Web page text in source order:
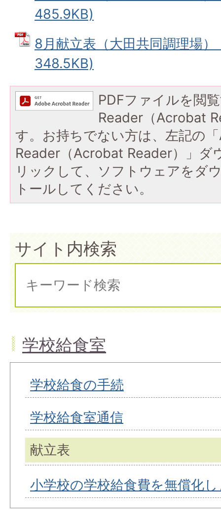
485.9KB)
8月献立表（大田共同調理場
348.5KB)
PDFファイルを閲
Reader（Acrobat
す。お持ちでない方は、左記の
Reader（Acrobat Reader）」ダ
リックして、ソフトウェアをダ
トールしてください。
サイト内検索
学校給食室
学校給食の手続
学校給食室通信
献立表
小学校の学校給食費を無償化